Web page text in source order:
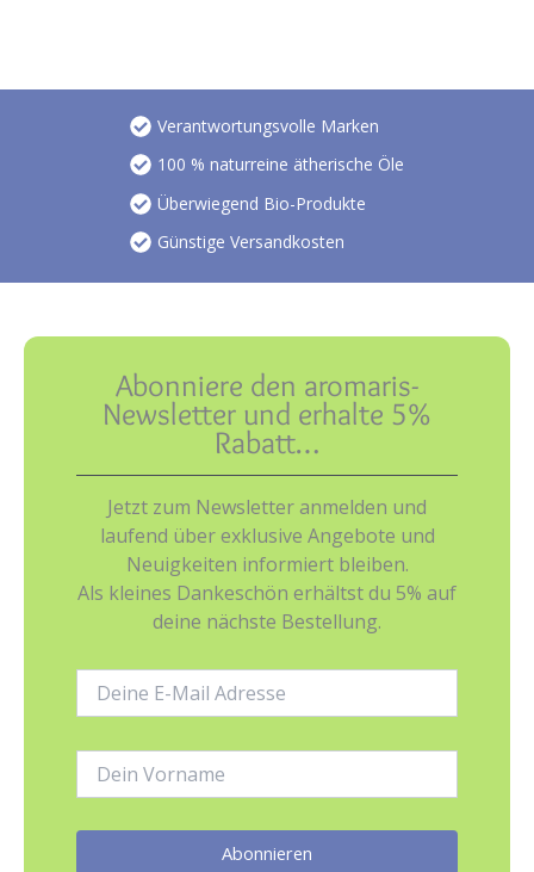
Verantwortungsvolle Marken
100 % naturreine ätherische Öle
Überwiegend Bio-Produkte
Günstige Versandkosten
Abonniere den aromaris-
Newsletter und erhalte 5%
Rabatt…
Jetzt zum Newsletter anmelden und
laufend über exklusive Angebote und
Neuigkeiten informiert bleiben.
Als kleines Dankeschön erhältst du 5% auf
deine nächste Bestellung.
Mail-